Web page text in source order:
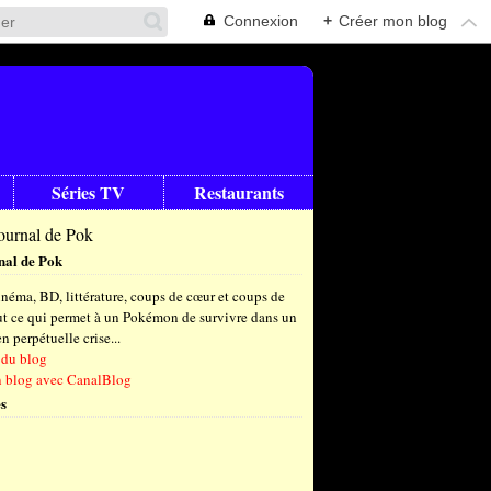
Connexion + Créer mon blog
Séries TV Restaurants
de Pok
BD, littérature, coups de cœur et coups de
ce qui permet à un Pokémon de survivre dans un
perpétuelle crise...
blog
blog avec CanalBlog